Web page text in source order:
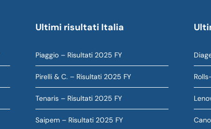
Ultimi risultati Italia
Piaggio – Risultati 2025 FY
Pirelli & C. – Risultati 2025 FY
Tenaris – Risultati 2025 FY
Saipem – Risultati 2025 FY